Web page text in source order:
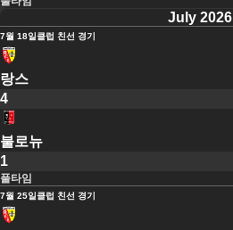
July 2026
7월 18일클럽 친선 경기
랑스
4
불로뉴
1
풀타임
7월 25일클럽 친선 경기